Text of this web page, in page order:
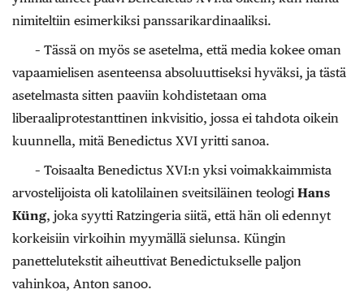
nimiteltiin esimerkiksi panssarikardinaaliksi.
– Tässä on myös se asetelma, että media kokee oman
vapaamielisen asenteensa absoluuttiseksi hyväksi, ja tästä
asetelmasta sitten paaviin kohdistetaan oma
liberaaliprotestanttinen inkvisitio, jossa ei tahdota oikein
kuunnella, mitä Benedictus XVI yritti sanoa.
– Toisaalta Benedictus XVI:n yksi voimakkaimmista
arvostelijoista oli katolilainen sveitsiläinen teologi Hans
Küng, joka syytti Ratzingeria siitä, että hän oli edennyt
korkeisiin virkoihin myymällä sielunsa. Küngin
panettelutekstit aiheuttivat Benedictukselle paljon
vahinkoa, Anton sanoo.